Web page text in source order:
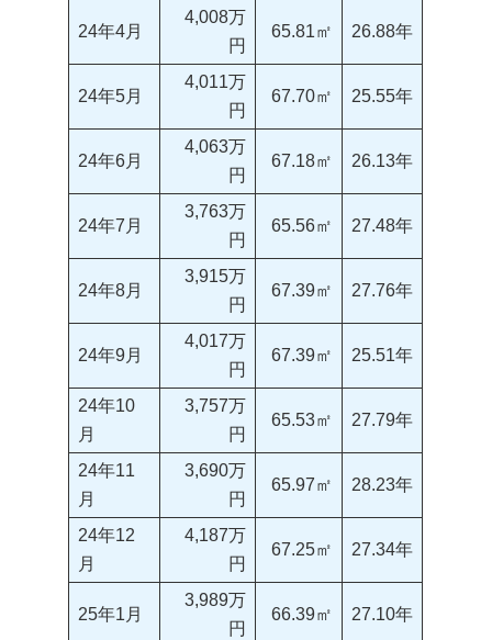
24年4月
4,008万
円
65.81㎡ 26.88年
24年5月
4,011万
円
67.70㎡ 25.55年
24年6月
4,063万
円
67.18㎡ 26.13年
24年7月
3,763万
円
65.56㎡ 27.48年
24年8月
3,915万
円
67.39㎡ 27.76年
24年9月
4,017万
円
67.39㎡ 25.51年
24年10
月
3,757万
円
65.53㎡ 27.79年
24年11
月
3,690万
円
65.97㎡ 28.23年
24年12
月
4,187万
円
67.25㎡ 27.34年
25年1月
3,989万
円
66.39㎡ 27.10年